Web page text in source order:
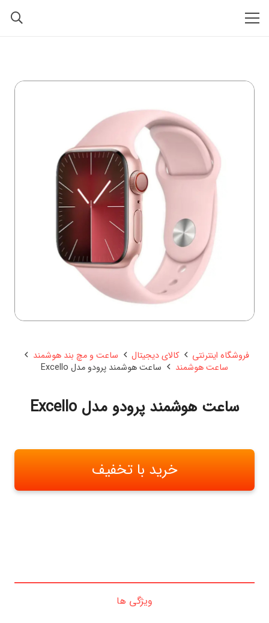
فروشگاه اینترنتی کالای دیجیتال
ساعت و مچ بند هوشمند
ساعت هوشمند
ساعت هوشمند پرودو مدل Excello
ساعت هوشمند پرودو مدل Excello
خرید با تخفیف
ویژگی ها